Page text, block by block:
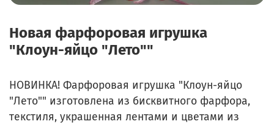
Новая фарфоровая игрушка
"Клоун-яйцо "Лето""
НОВИНКА! Фарфоровая игрушка "Клоун-яйцо
"Лето"" изготовлена из бисквитного фарфора,
текстиля, украшенная лентами и цветами из